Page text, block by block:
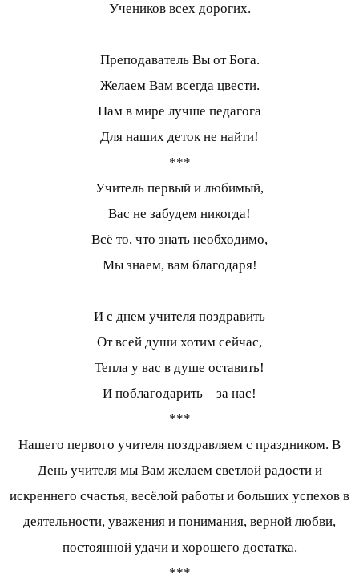
Учеников всех дорогих.
Преподаватель Вы от Бога.
Желаем Вам всегда цвести.
Нам в мире лучше педагога
Для наших деток не найти!
***
Учитель первый и любимый,
Вас не забудем никогда!
Всё то, что знать необходимо,
Мы знаем, вам благодаря!
И с днем учителя поздравить
От всей души хотим сейчас,
Тепла у вас в душе оставить!
И поблагодарить – за нас!
***
Нашего первого учителя поздравляем с праздником. В
День учителя мы Вам желаем светлой радости и
искреннего счастья, весёлой работы и больших успехов в
деятельности, уважения и понимания, верной любви,
постоянной удачи и хорошего достатка.
***